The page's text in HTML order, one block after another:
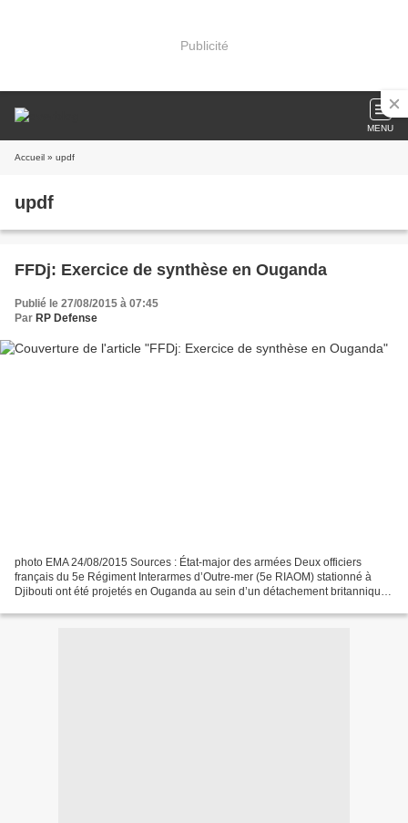
Publicité
MENU
Accueil » updf
updf
FFDj: Exercice de synthèse en Ouganda
Publié le 27/08/2015 à 07:45
Par RP Defense
photo EMA 24/08/2015 Sources : État-major des armées Deux officiers
français du 5e Régiment Interarmes d’Outre-mer (5e RIAOM) stationné à
Djibouti ont été projetés en Ouganda au sein d’un détachement britannique